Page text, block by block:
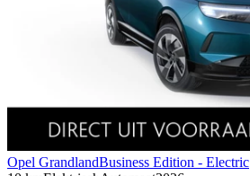
Opel GrandlandBusiness Edition - Electric